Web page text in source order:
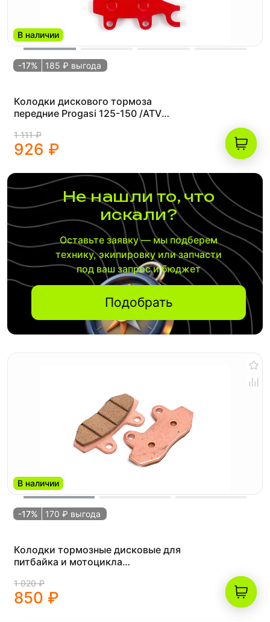
В наличии
-17% 185 ₽ выгода
Колодки дискового тормоза
передние Progasi 125-150 /ATV
1 111 ₽
926 ₽
Не нашли то, что
искали?
Оставьте заявку — мы подберем
технику, экипировку или запчасти
под ваш запрос и бюджет
Подобрать
В наличии
-17% 170 ₽ выгода
Колодки тормозные дисковые для
питбайка и мотоцикла
1 020 ₽
850 ₽